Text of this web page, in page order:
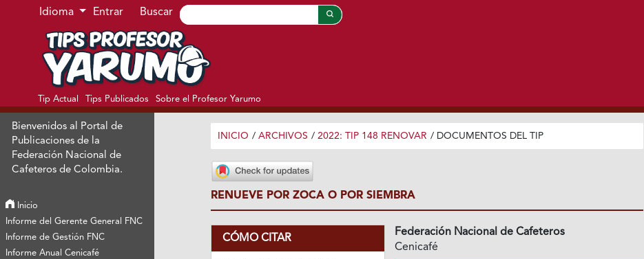
Ir al menú de navegación principal
Ir al contenido principal
Ir al pie de página del sitio
Idioma Entrar Buscar
Tip Actual Tips Publicados Sobre el Profesor Yarumo
Bienvenidos al Portal de
Publicaciones de la
Federación Nacional de
Cafeteros de Colombia.
Inicio
Informe del Gerente General FNC
Informe de Gestión FNC
Informe Anual Cenicafé
INICIO / ARCHIVOS / 2022: TIP 148 RENOVAR / DOCUMENTOS DEL TIP
RENUEVE POR ZOCA O POR SIEMBRA
CÓMO CITAR
Federación Nacional de Cafeteros
Cenicafé